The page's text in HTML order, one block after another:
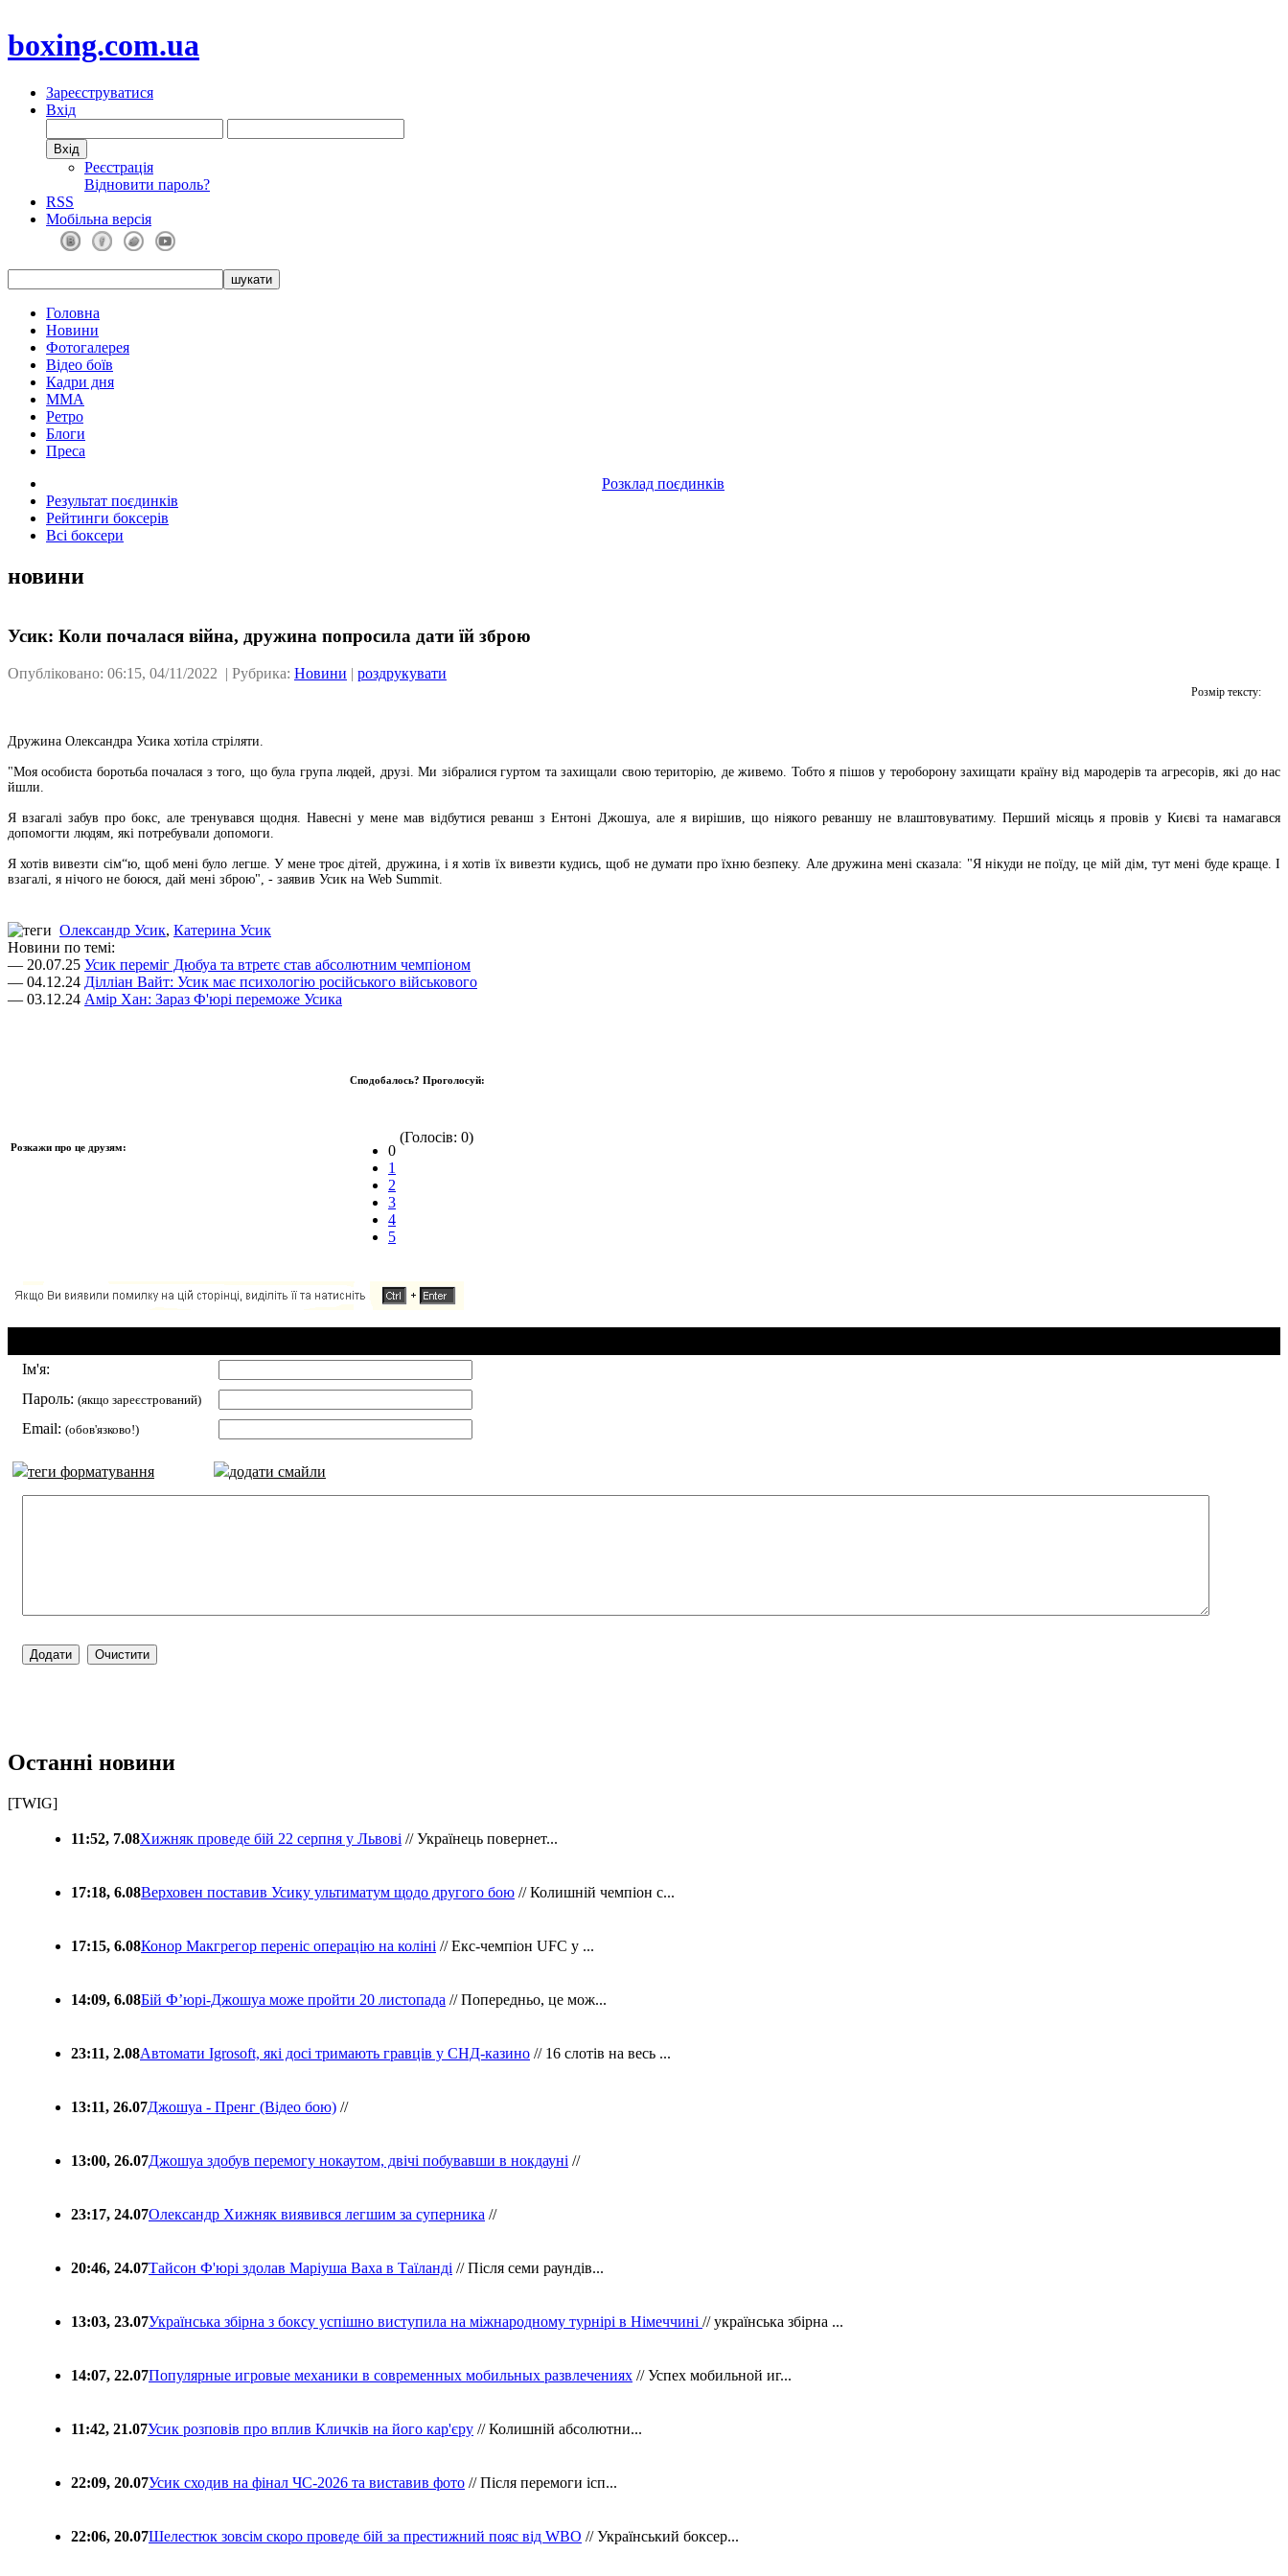
boxing.com.ua
Зареєструватися
Вхід
Реєстрація
Відновити пароль?
RSS
Мобільна версія
Головна
Новини
Фотогалерея
Відео боїв
Кадри дня
ММА
Ретро
Блоги
Преса
Розклад поєдинків
Результат поєдинків
Рейтинги боксерів
Всі боксери
новини
Усик: Коли почалася війна, дружина попросила дати їй зброю
Опубліковано: 06:15, 04/11/2022 | Рубрика: Новини | роздрукувати
Розмір тексту:
Дружина Олександра Усика хотіла стріляти.
"Моя особиста боротьба почалася з того, що була група людей, друзі. Ми зібралися гуртом та захищали свою територію, де живемо. Тобто я пішов у тероборону захищати країну від мародерів та агресорів, які до нас
йшли.
Я взагалі забув про бокс, але тренувався щодня. Навесні у мене мав відбутися реванш з Ентоні Джошуа, але я вирішив, що ніякого реваншу не влаштовуватиму. Перший місяць я провів у Києві та намагався
допомогти людям, які потребували допомоги.
Я хотів вивезти сім“ю, щоб мені було легше. У мене троє дітей, дружина, і я хотів їх вивезти кудись, щоб не думати про їхню безпеку. Але дружина мені сказала: "Я нікуди не поїду, це мій дім, тут мені буде краще. І
взагалі, я нічого не боюся, дай мені зброю", - заявив Усик на Web Summit.
Олександр Усик, Катерина Усик
Новини по темі:
— 20.07.25 Усик переміг Дюбуа та втретє став абсолютним чемпіоном
— 04.12.24 Ділліан Вайт: Усик має психологію російського військового
— 03.12.24 Амір Хан: Зараз Ф'юрі переможе Усика
Розкажи про це друзям:
Сподобалось? Проголосуй:
0
1
2
3
4
5
(Голосів: 0)
Ім'я:
Пароль: (якщо зареєстрований)
Email: (обов'язково!)
теги форматування додати смайли
Останні новини
[TWIG]
11:52, 7.08Хижняк проведе бій 22 серпня у Львові // Українець повернет...
17:18, 6.08Верховен поставив Усику ультиматум щодо другого бою // Колишній чемпіон с...
17:15, 6.08Конор Макгрегор переніс операцію на коліні // Екс-чемпіон UFC у ...
14:09, 6.08Бій Ф’юрі-Джошуа може пройти 20 листопада // Попередньо, це мож...
23:11, 2.08Автомати Igrosoft, які досі тримають гравців у СНД-казино // 16 слотів на весь ...
13:11, 26.07Джошуа - Пренг (Відео бою) //
13:00, 26.07Джошуа здобув перемогу нокаутом, двічі побувавши в нокдауні //
23:17, 24.07Олександр Хижняк виявився легшим за суперника //
20:46, 24.07Тайсон Ф'юрі здолав Маріуша Ваха в Таїланді // Після семи раундів...
13:03, 23.07Українська збірна з боксу успішно виступила на міжнародному турнірі в Німеччині // українська збірна ...
14:07, 22.07Популярные игровые механики в современных мобильных развлечениях // Успех мобильной иг...
11:42, 21.07Усик розповів про вплив Кличків на його кар'єру // Колишній абсолютни...
22:09, 20.07Усик сходив на фінал ЧС-2026 та виставив фото // Після перемоги ісп...
22:06, 20.07Шелестюк зовсім скоро проведе бій за престижний пояс від WBO // Український боксер...